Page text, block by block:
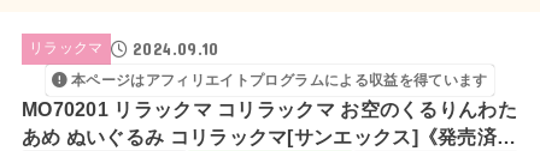
リラックマ 2024.09.10
本ページはアフィリエイトプログラムによる収益を得ています
MO70201 リラックマ コリラックマ お空のくるりんわた
あめ ぬいぐるみ コリラックマ[サンエックス]《発売済・